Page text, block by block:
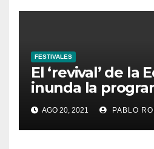
FESTIVALES
El ‘revival’ de la
inunda la
FIMIF, festival
Europa para
familiar
AGO 20, 2021 PABLO